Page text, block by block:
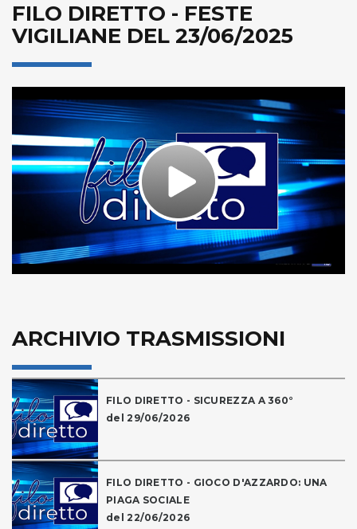
FILO DIRETTO - FESTE
VIGILIANE DEL 23/06/2025
Play
Video
ARCHIVIO TRASMISSIONI
FILO DIRETTO - SICUREZZA A 360°
del 29/06/2026
FILO DIRETTO - GIOCO D'AZZARDO: UNA
PIAGA SOCIALE
del 22/06/2026